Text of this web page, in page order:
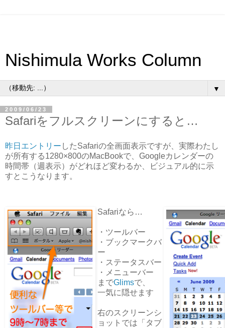
Nishimula Works Column
▼
2009/06/23
Safariをフルスクリーンにすると…
昨日エントリー したSafariの全画面表示ですが、実際わたし
が所有する1280×800のMacBookで、Googleカレンダーの
時間帯（週表示）がどれほど変わるか、ビジュアル的に示
すとこうなります。
Safariなら…
・ツールバー
・ブックマークバ
ー
・ステータスバー
・メニューバー
までGlimsで、
一気に隠せます
右のスクリーンシ
ョットでは「タブ